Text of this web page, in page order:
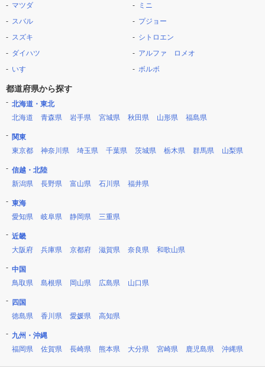
マツダ
スバル
スズキ
ダイハツ
いすゞ
ミニ
プジョー
シトロエン
アルファ ロメオ
ボルボ
都道府県から探す
北海道・東北
北海道
青森県 岩手県 宮城県 秋田県 山形県 福島県
関東
東京都
神奈川県 埼玉県 千葉県 茨城県 栃木県 群馬県 山梨県
信越・北陸
新潟県
長野県 富山県 石川県 福井県
東海
愛知県
岐阜県 静岡県 三重県
近畿
大阪府
兵庫県 京都府 滋賀県 奈良県 和歌山県
中国
鳥取県
島根県 岡山県 広島県 山口県
四国
徳島県
香川県 愛媛県 高知県
九州・沖縄
福岡県
佐賀県 長崎県 熊本県 大分県 宮崎県 鹿児島県 沖縄県